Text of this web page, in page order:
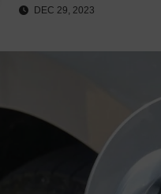
DEC 29, 2023